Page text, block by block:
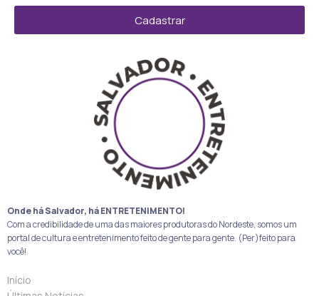
Cadastrar
Onde há Salvador, há ENTRETENIMENTO!
Com a credibilidade de uma das maiores produtoras do Nordeste, somos um
portal de cultura e entretenimento feito de gente para gente. (Per)feito para
você!
Início